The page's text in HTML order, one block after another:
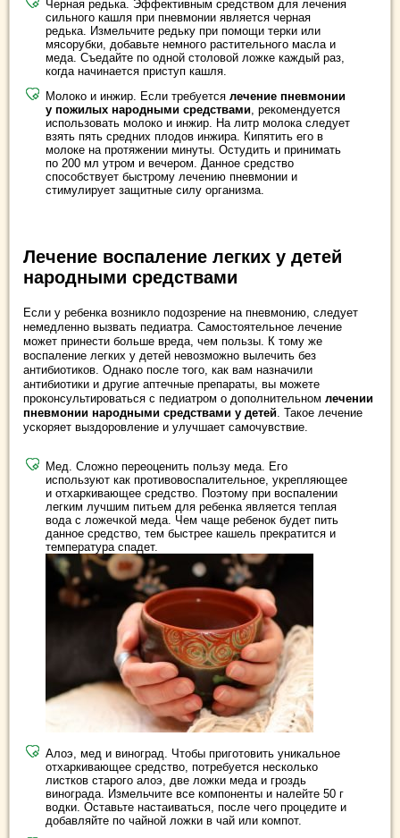
Черная редька. Эффективным средством для лечения
сильного кашля при пневмонии является черная
редька. Измельчите редьку при помощи терки или
мясорубки, добавьте немного растительного масла и
меда. Съедайте по одной столовой ложке каждый раз,
когда начинается приступ кашля.
Молоко и инжир. Если требуется лечение пневмонии
у пожилых народными средствами, рекомендуется
использовать молоко и инжир. На литр молока следует
взять пять средних плодов инжира. Кипятить его в
молоке на протяжении минуты. Остудить и принимать
по 200 мл утром и вечером. Данное средство
способствует быстрому лечению пневмонии и
стимулирует защитные силу организма.
Лечение воспаление легких у детей
народными средствами
Если у ребенка возникло подозрение на пневмонию, следует
немедленно вызвать педиатра. Самостоятельное лечение
может принести больше вреда, чем пользы. К тому же
воспаление легких у детей невозможно вылечить без
антибиотиков. Однако после того, как вам назначили
антибиотики и другие аптечные препараты, вы можете
проконсультироваться с педиатром о дополнительном лечении
пневмонии народными средствами у детей. Такое лечение
ускоряет выздоровление и улучшает самочувствие.
Мед. Сложно переоценить пользу меда. Его
используют как противовоспалительное, укрепляющее
и отхаркивающее средство. Поэтому при воспалении
легким лучшим питьем для ребенка является теплая
вода с ложечкой меда. Чем чаще ребенок будет пить
данное средство, тем быстрее кашель прекратится и
температура спадет.
Алоэ, мед и виноград. Чтобы приготовить уникальное
отхаркивающее средство, потребуется несколько
листков старого алоэ, две ложки меда и гроздь
винограда. Измельчите все компоненты и налейте 50 г
водки. Оставьте настаиваться, после чего процедите и
добавляйте по чайной ложки в чай или компот.